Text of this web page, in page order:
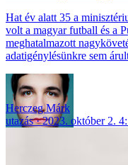
Hat év alatt 35 a
volt a magyar futball és a
meghatalmazott
adatigénylésünkre sem
Herczeg Márk
utazás
2023. október 2.